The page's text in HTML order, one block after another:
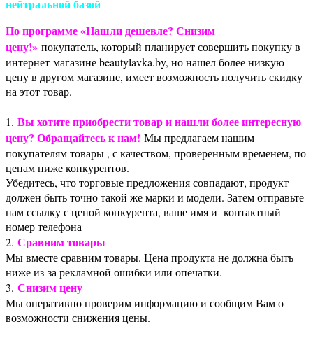
нейтральной базой
По программе «Нашли дешевле? Снизим
цену!» покупатель, который планирует совершить покупку в
интернет-магазине beautylavka.by, но нашел более низкую
цену в другом магазине, имеет возможность получить скидку
на этот товар.
1. Вы хотите приобрести товар и нашли более интересную
цену? Обращайтесь к нам! Мы предлагаем нашим
покупателям товары , с качеством, проверенным временем, по
ценам ниже конкурентов.
Убедитесь, что торговые предложения совпадают, продукт
должен быть точно такой же марки и модели. Затем отправьте
нам ссылку с ценой конкурента, ваше имя и контактный
номер телефона
2. Сравним товары
Мы вместе сравним товары. Цена продукта не должна быть
ниже из-за рекламной ошибки или опечатки.
3. Снизим цену
Мы оперативно проверим информацию и сообщим Вам о
возможности снижения цены.